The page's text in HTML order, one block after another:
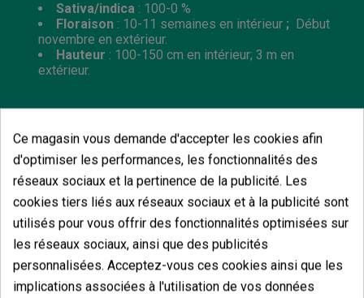
Sativa/indica : 100-0 %
Floraison : 10-11 semaines en intérieur ; Début
novembre en extérieur.
Hauteur : 100-150 cm en intérieur; 3 m en
extérieur.
Vous aimerez aussi
Ce magasin vous demande d'accepter les cookies afin
d'optimiser les performances, les fonctionnalités des
réseaux sociaux et la pertinence de la publicité. Les
cookies tiers liés aux réseaux sociaux et à la publicité sont
utilisés pour vous offrir des fonctionnalités optimisées sur
les réseaux sociaux, ainsi que des publicités
personnalisées. Acceptez-vous ces cookies ainsi que les
implications associées à l'utilisation de vos données